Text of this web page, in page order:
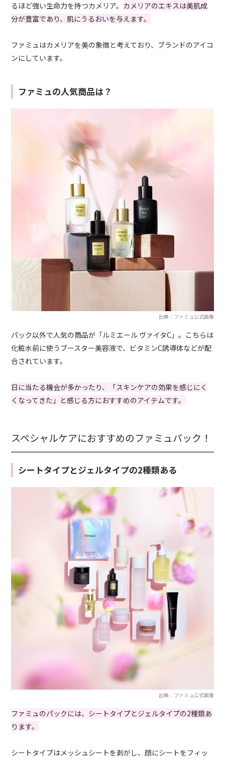
るほど強い生命力を持つカメリア。 カメリアのエキスは美肌成
分が豊富であり、肌にうるおいを与えます。
ファミュはカメリアを美の象徴と考えており、ブランドのアイコ
ンにしています。
ファミュの人気商品は？
出典：ファミュ公式画像
パック以外で人気の商品が「ルミエール ヴァイタC」。こちらは
化粧水前に使うブースター美容液で、ビタミンC誘導体などが配
合されています。
日に当たる機会が多かったり、「スキンケアの効果を感じにく
くなってきた」と感じる方におすすめのアイテムです。
スペシャルケアにおすすめのファミュパック！
シートタイプとジェルタイプの2種類ある
出典：ファミュ公式画像
ファミュのパックには、シートタイプとジェルタイプの2種類あ
ります。
シートタイプはメッシュシートを剥がし、顔にシートをフィッ